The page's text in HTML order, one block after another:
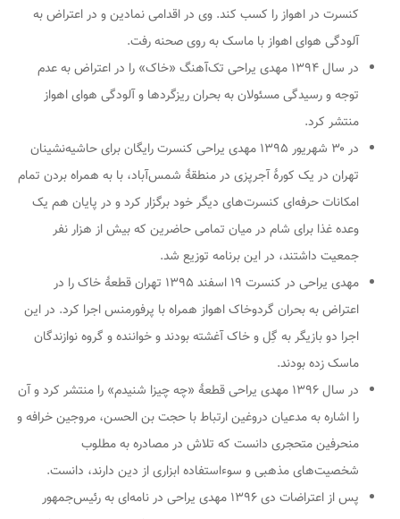
کنسرت در اهواز را کسب کند. وی در اقدامی نمادین و در اعتراض به
آلودگی هوای اهواز با ماسک به روی صحنه رفت.
در سال ۱۳۹۴ مهدی یراحی تک‌آهنگ «خاک» را در اعتراض به عدم
توجه و رسیدگی مسئولان به بحران ریزگردها و آلودگی هوای اهواز
منتشر کرد.
در ۳۰ شهریور ۱۳۹۵ مهدی یراحی کنسرت رایگان برای حاشیه‌نشینان
تهران در یک کورهٔ آجرپزی در منطقهٔ شمس‌آباد، با به همراه بردن تمام
امکانات حرفه‌ای کنسرت‌های دیگر خود برگزار کرد و در پایان هم یک
وعده غذا برای شام در میان تمامی حاضرین که بیش از هزار نفر
جمعیت داشتند، در این برنامه توزیع شد.
مهدی یراحی در کنسرت ۱۹ اسفند ۱۳۹۵ تهران قطعهٔ خاک را در
اعتراض به بحران گردوخاک اهواز همراه با پرفورمنس اجرا کرد. در این
اجرا دو بازیگر به گِل و خاک آغشته بودند و خواننده و گروه نوازندگان
ماسک زده بودند.
در سال ۱۳۹۶ مهدی یراحی قطعهٔ «چه چیزا شنیدم» را منتشر کرد و آن
را اشاره به مدعیان دروغین ارتباط با حجت بن الحسن، مروجین خرافه و
منحرفین متحجری دانست که تلاش در مصادره به مطلوب
شخصیت‌های مذهبی و سوءاستفاده ابزاری از دین دارند، دانست.
پس از اعتراضات دی ۱۳۹۶ مهدی یراحی در نامه‌ای به رئیس‌جمهور